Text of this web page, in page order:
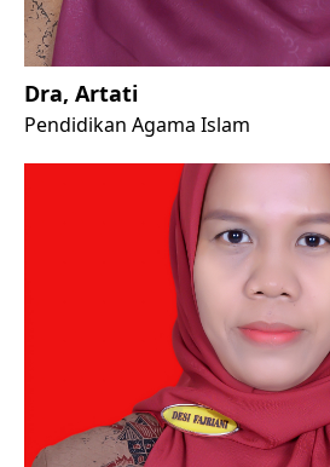
Dra, Artati
Pendidikan Agama Islam